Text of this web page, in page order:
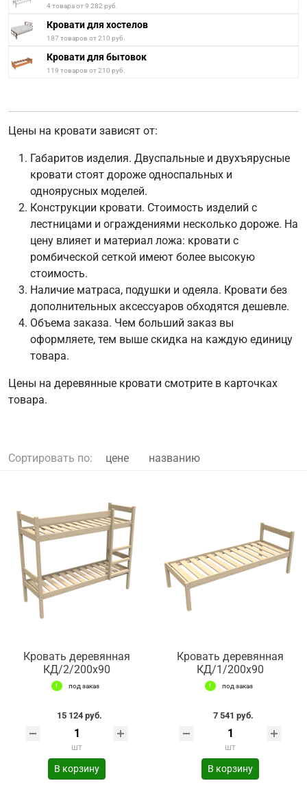
4 товара от 9 282 руб.
Кровати для хостелов
187 товаров от 210 руб.
Кровати для бытовок
119 товаров от 210 руб.
Цены на кровати зависят от:
Габаритов изделия. Двуспальные и двухъярусные
кровати стоят дороже односпальных и
одноярусных моделей.
Конструкции кровати. Стоимость изделий с
лестницами и ограждениями несколько дороже. На
цену влияет и материал ложа: кровати с
ромбической сеткой имеют более высокую
стоимость.
Наличие матраса, подушки и одеяла. Кровати без
дополнительных аксессуаров обходятся дешевле.
Объема заказа. Чем больший заказ вы
оформляете, тем выше скидка на каждую единицу
товара.
Цены на деревянные кровати смотрите в карточках
товара.
Сортировать по: цене названию
Кровать деревянная
КД/2/200х90
под заказ
15 124 руб.
шт
В корзину
Кровать деревянная
КД/1/200х90
под заказ
7 541 руб.
шт
В корзину